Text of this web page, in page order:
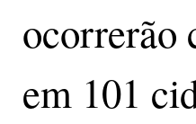
ocorrerão
em 101